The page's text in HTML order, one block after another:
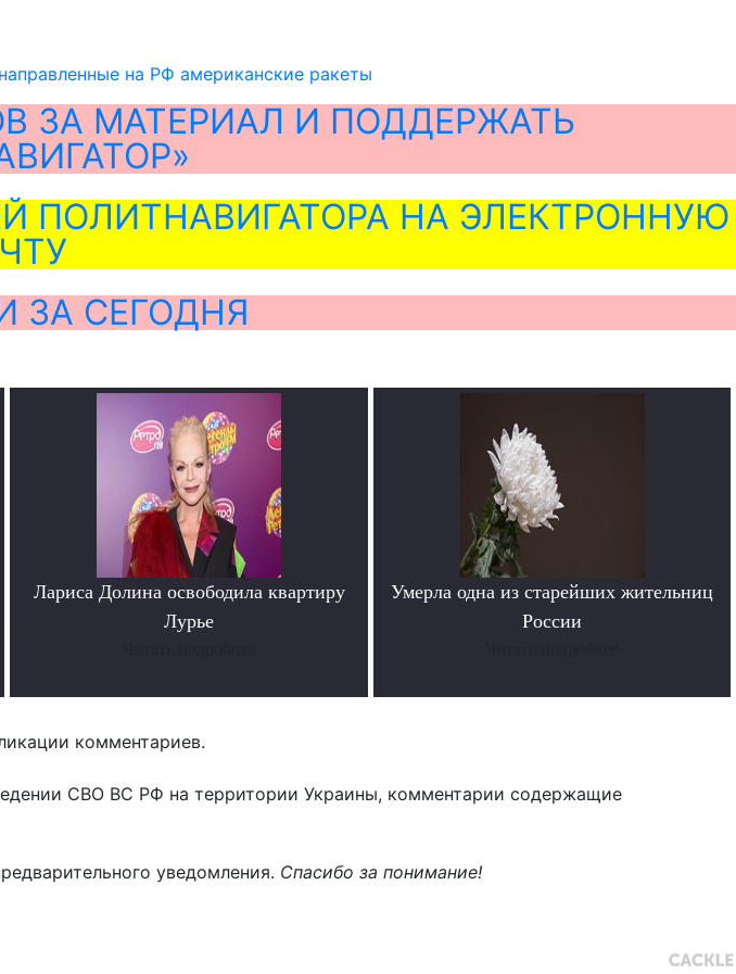
на РФ американские ракеты
ЗА МАТЕРИАЛ И ПОДДЕРЖАТЬ
ПОЛИТНАВИГАТОРА НА ЭЛЕКТРОННУЮ
ЗА СЕГОДНЯ
Лариса Долина освободила квартиру
Лурье
Умерла одна из старейших жительниц
России
комментариев.
СВО ВС РФ на территории Украины, комментарии содержащие
уведомления. Спасибо за понимание!